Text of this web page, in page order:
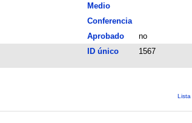
Medio
Conferencia
Aprobado
no
ID único 1567
Lista